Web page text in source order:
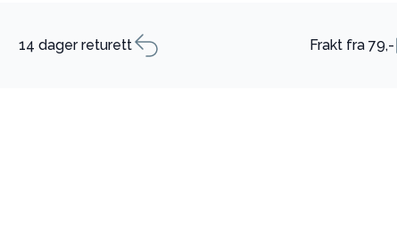
14 dager returett Frakt fra 79,-